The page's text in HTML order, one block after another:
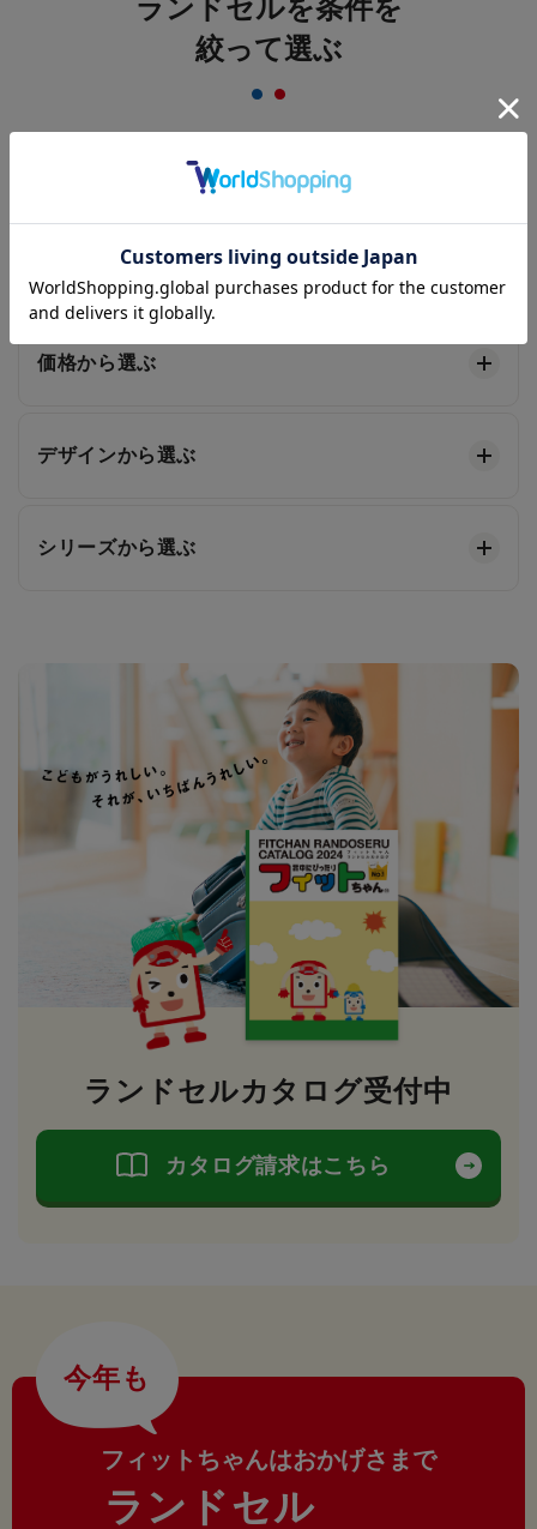
ランドセルを条件を
絞って選ぶ
機能性から選ぶ
価格から選ぶ
デザインから選ぶ
シリーズから選ぶ
ランドセルカタログ受付中
カタログ請求はこちら
今年も
フィットちゃんはおかげさまで
ランドセル